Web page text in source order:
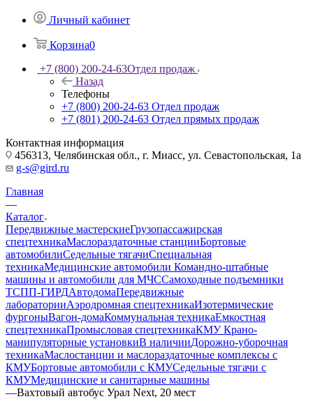
Личный кабинет
Корзина0
+7 (800) 200-24-63Отдел продаж
Назад
Телефоны
+7 (800) 200-24-63 Отдел продаж
+7 (801) 200-24-63 Отдел прямых продаж
Контактная информация
456313, Челябинская обл., г. Миасс, ул. Севастопольская, 1а
g-s@gird.ru
Главная
—
Каталог
Передвижные мастерскиеГрузопассажирская
спецтехникаМаслораздаточные станцииБортовые
автомобилиСедельные тягачиСпециальная
техникаМедицинские автомобили Командно-штабные
машины и автомобили для МЧССамоходные подъемники
ТСПП-ГИРДАвтодомаПередвижные
лабораторииАэродромная спецтехникаИзотермические
фургоныВагон-домаКоммунальная техникаЕмкостная
спецтехникаПромысловая спецтехникаКМУ Крано-
манипуляторные установкиВ наличииДорожно-уборочная
техникаМаслостанции и маслораздаточные комплексы с
КМУБортовые автомобили с КМУСедельные тягачи с
КМУМедицинские и санитарные машины
—Вахтовый автобус Урал Next, 20 мест